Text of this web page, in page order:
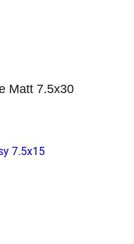
Matt 7.5x30